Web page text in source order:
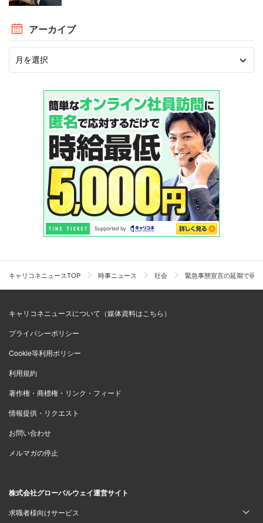
アーカイブ
キャリコネニュースTOP 時事ニュース 社会 緊急事態宣言の延期で弱
キャリコネニュースについて（媒体資料はこちら）
プライバシーポリシー
Cookie等利用ポリシー
利用規約
著作権・商標権・リンク・フィード
情報提供・リクエスト
お問い合わせ
メルマガの停止
株式会社グローバルウェイ運営サイト
求職者様向けサービス